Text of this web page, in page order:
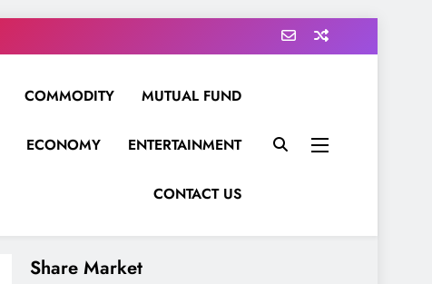
COMMODITY MUTUAL FUND
ECONOMY ENTERTAINMENT
CONTACT US
Share Market